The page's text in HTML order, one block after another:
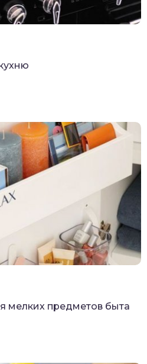
мелких предметов быта